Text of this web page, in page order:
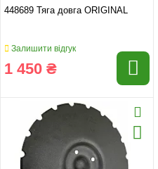
448689 Тяга довга ORIGINAL
Залишити відгук
1 450 ₴